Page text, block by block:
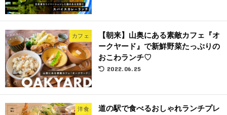
カフェ
【朝来】山奥にある素敵カフェ『オ
ークヤード』で新鮮野菜たっぷりの
おこわランチ♡
2022.06.25
洋食
道の駅で食べるおしゃれランチプレ